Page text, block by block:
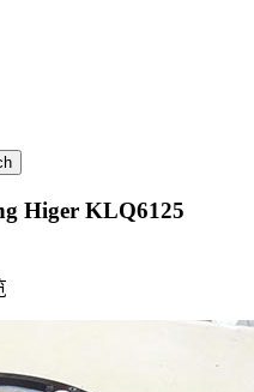
Higer KLQ6125